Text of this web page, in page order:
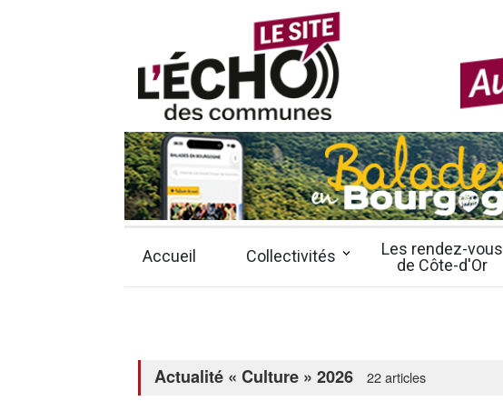
Accueil Collectivités
Les rendez-vous
de Côte-d'Or
Actualité « Culture » 2026 22 articles